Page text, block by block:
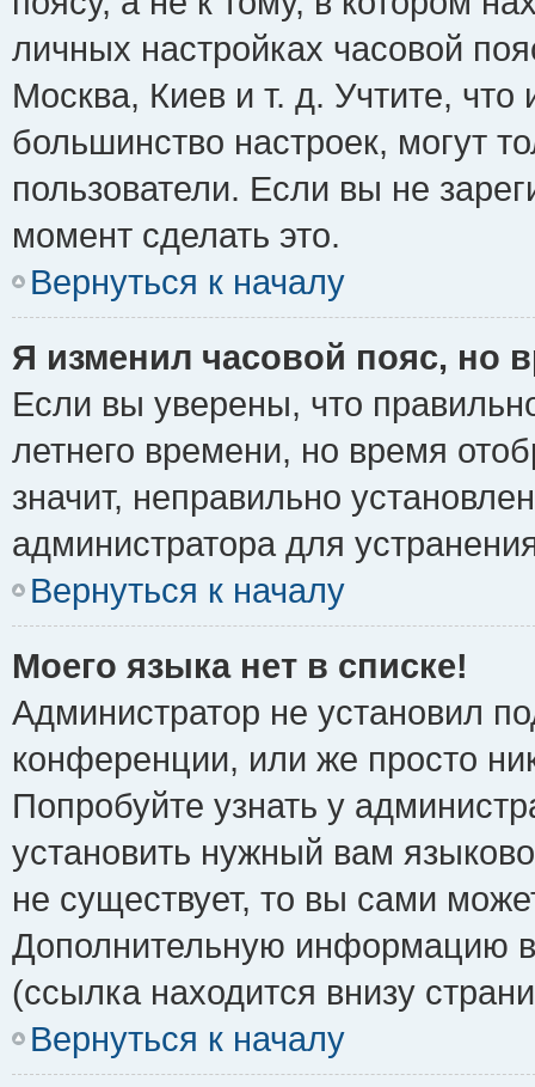
личных настройках часовой
Москва, Киев и т. д. Учтите, что
большинство настроек, могут
пользователи. Если вы не
момент сделать это.
Вернуться к началу
Я изменил часовой пояс, но
Если вы уверены, что
летнего времени, но время
значит, неправильно
администратора для
Вернуться к началу
Моего языка нет в списке!
Администратор не установил
конференции, или же просто
Попробуйте узнать у
установить нужный вам
не существует, то вы сами
Дополнительную информацию
(ссылка находится внизу
Вернуться к началу